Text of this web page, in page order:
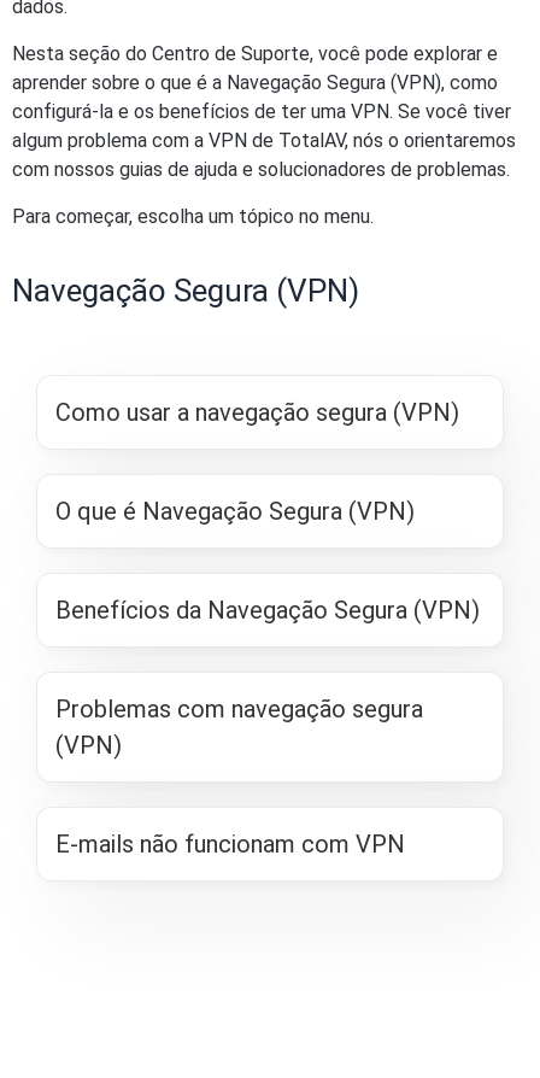
dados.
Nesta seção do Centro de Suporte, você pode explorar e
aprender sobre o que é a Navegação Segura (VPN), como
configurá-la e os benefícios de ter uma VPN. Se você tiver
algum problema com a VPN de TotalAV, nós o orientaremos
com nossos guias de ajuda e solucionadores de problemas.
Para começar, escolha um tópico no menu.
Navegação Segura (VPN)
Como usar a navegação segura (VPN)
O que é Navegação Segura (VPN)
Benefícios da Navegação Segura (VPN)
Problemas com navegação segura
(VPN)
E-mails não funcionam com VPN